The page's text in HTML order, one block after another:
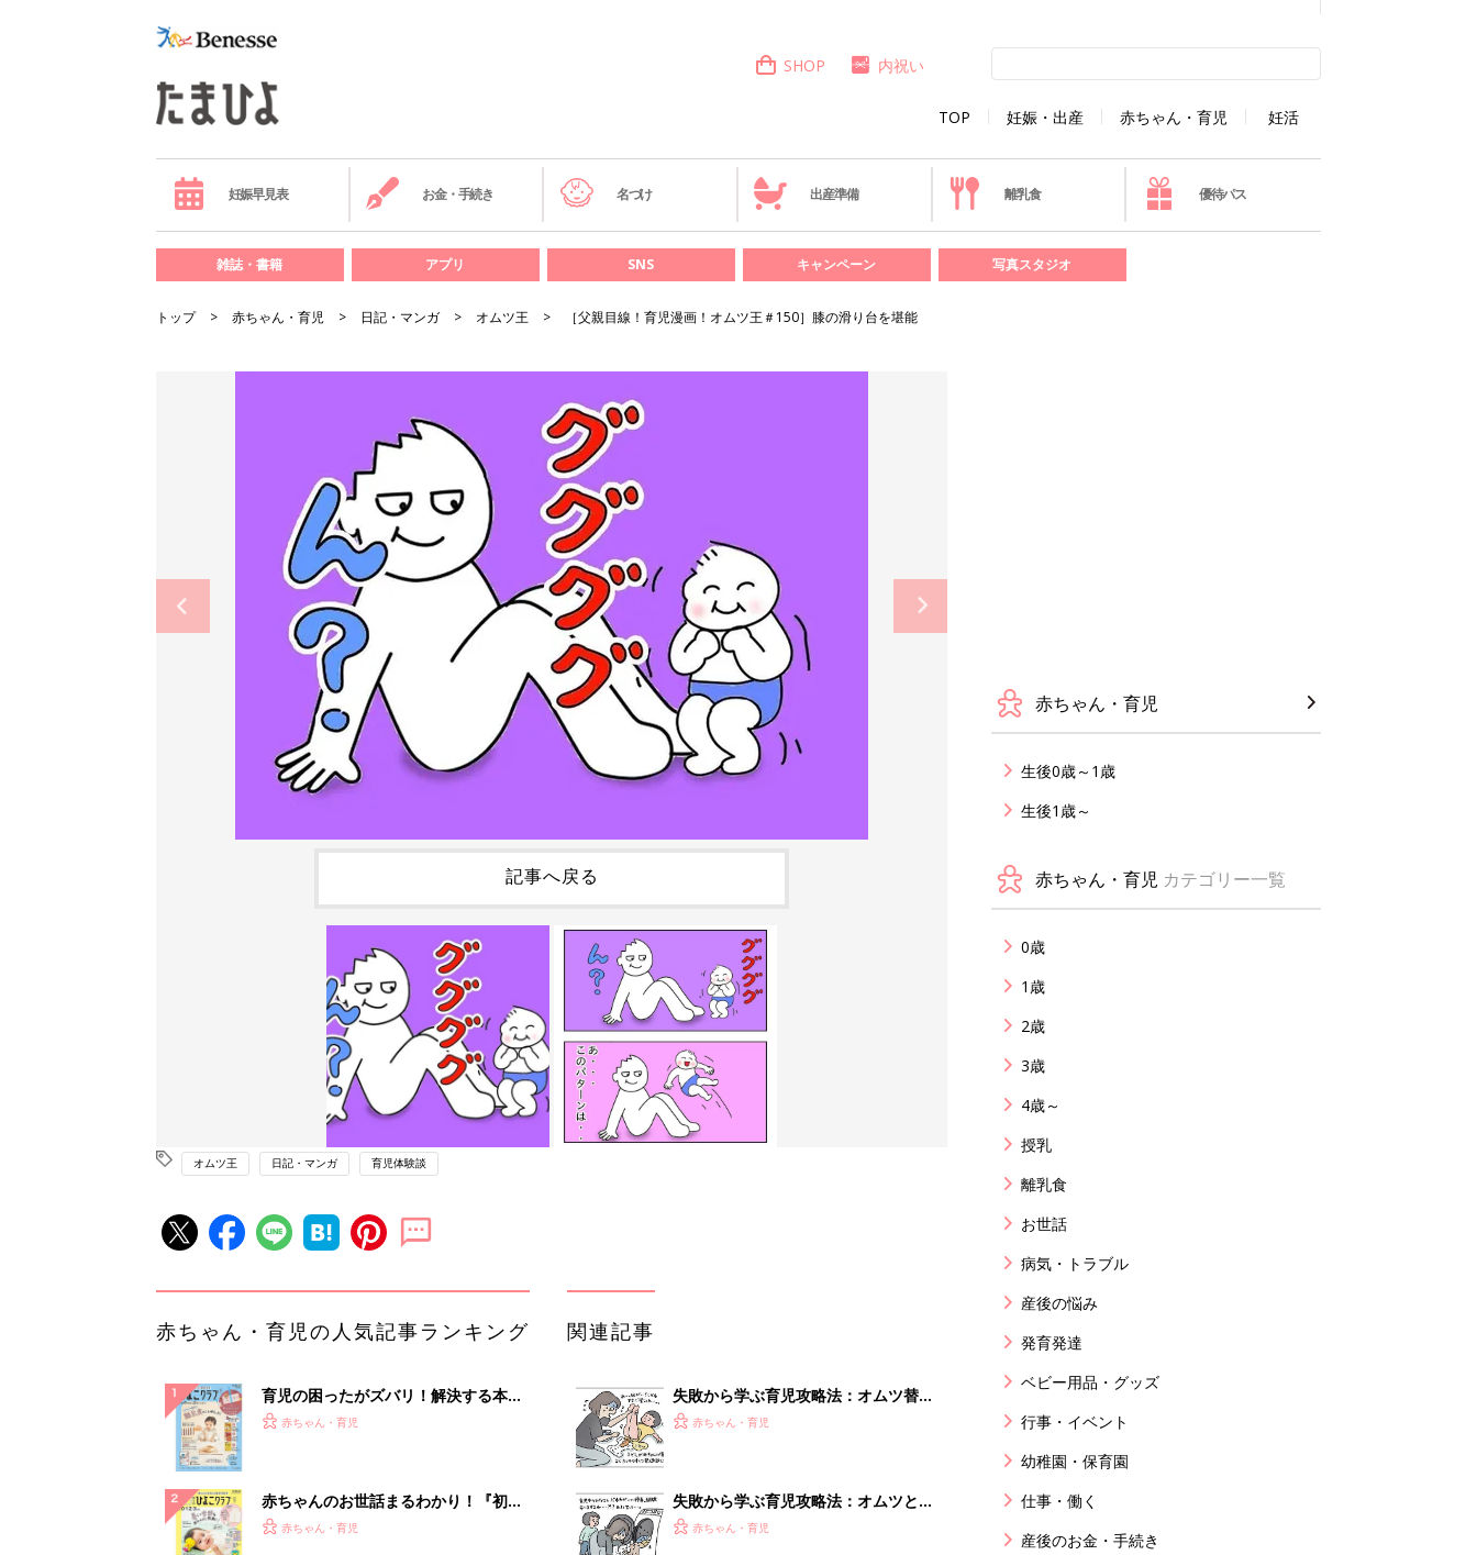
TOP 妊娠・出産 赤ちゃん・育児 妊活
SHOP 内祝い
妊娠早見表 お金・手続き 名づけ 出産準備 離乳食 優待パス
雑誌・書籍 アプリ SNS キャンペーン 写真スタジオ
トップ 赤ちゃん・育児 日記・マンガ オムツ王 ［父親目線！育児漫画！オムツ王＃150］膝の滑り台を堪能
記事へ戻る
オムツ王 日記・マンガ 育児体験談
赤ちゃん・育児の人気記事ランキング
育児の困ったがズバリ！解決する本
『ひよこクラブ 秋号』 4カ月～2才
赤ちゃん・育児
赤ちゃんのお世話まるわかり！『初め
てのひよこクラブ 夏号』〈巻頭大特
赤ちゃん・育児
関連記事
失敗から学ぶ育児攻略法：オムツ替え
[ハハのさけび #76]
赤ちゃん・育児
失敗から学ぶ育児攻略法：オムツと洗
濯[ハハのさけび #77]
赤ちゃん・育児
赤ちゃん・育児
生後0歳～1歳
生後1歳～
赤ちゃん・育児 カテゴリー一覧
0歳
1歳
2歳
3歳
4歳～
授乳
離乳食
お世話
病気・トラブル
産後の悩み
発育発達
ベビー用品・グッズ
行事・イベント
幼稚園・保育園
仕事・働く
産後のお金・手続き